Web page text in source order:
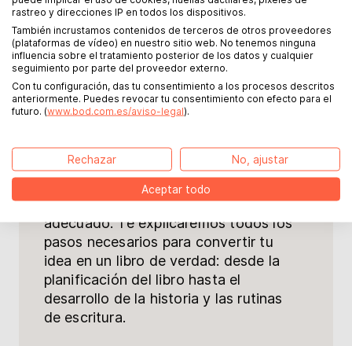
propio libro? ¿Te gustaría compartir
tus conocimientos con otras personas
o plasmar por fin tu historia en papel?
Entonces has llegado al lugar
adecuado. Te explicaremos todos los
pasos necesarios para convertir tu
idea en un libro de verdad: desde la
planificación del libro hasta el
desarrollo de la historia y las rutinas
de escritura.
rastreo y direcciones IP en todos los dispositivos.
También incrustamos contenidos de terceros de otros proveedores
(plataformas de vídeo) en nuestro sitio web. No tenemos ninguna
influencia sobre el tratamiento posterior de los datos y cualquier
seguimiento por parte del proveedor externo.
Con tu configuración, das tu consentimiento a los procesos descritos
anteriormente. Puedes revocar tu consentimiento con efecto para el
futuro. (www.bod.com.es/aviso-legal).
Rechazar No, ajustar
Aceptar todo